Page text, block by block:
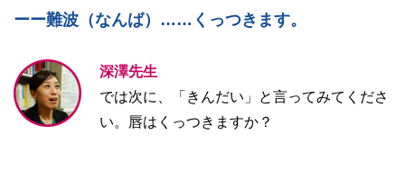
ーー難波（なんば）……くっつきます。
深澤先生
では次に、「きんだい」と言ってみてくださ
い。唇はくっつきますか？